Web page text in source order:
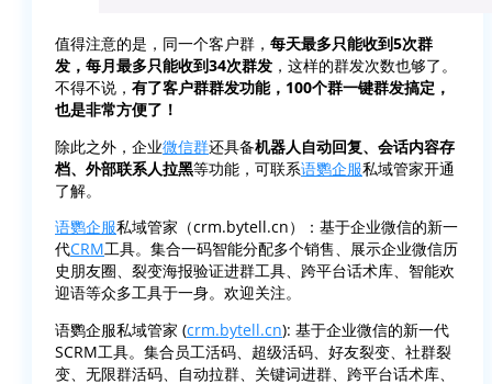
值得注意的是，同一个客户群， 每天最多只能收到5次群
发，每月最多只能收到34次群发 ，这样的群发次数也够了。
不得不说， 有了客户群群发功能，100个群一键群发搞定，
也是非常方便了！
除此之外，企业微信群还具备机器人自动回复、会话内容存
档、外部联系人拉黑等功能，可联系语鹦企服私域管家开通
了解。
语鹦企服私域管家（crm.bytell.cn）：基于企业微信的新一
代CRM工具。集合一码智能分配多个销售、展示企业微信历
史朋友圈、裂变海报验证进群工具、跨平台话术库、智能欢
迎语等众多工具于一身。欢迎关注。
语鹦企服私域管家 (crm.bytell.cn): 基于企业微信的新一代
SCRM工具。集合员工活码、超级活码、好友裂变、社群裂
变、无限群活码、自动拉群、关键词进群、跨平台话术库、